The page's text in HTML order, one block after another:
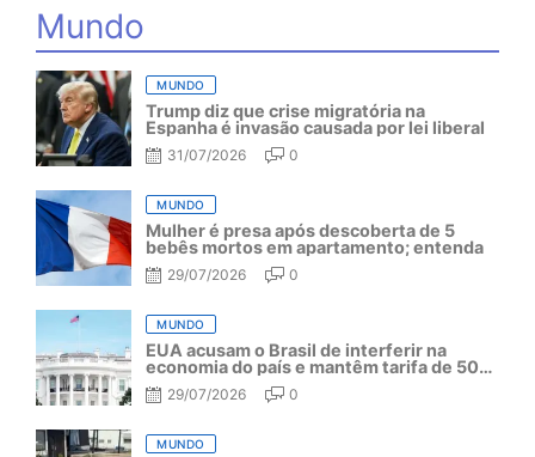
Mundo
MUNDO
Trump diz que crise migratória na
Espanha é invasão causada por lei liberal
31/07/2026 0
MUNDO
Mulher é presa após descoberta de 5
bebês mortos em apartamento; entenda
29/07/2026 0
MUNDO
EUA acusam o Brasil de interferir na
economia do país e mantêm tarifa de 50%
por mais um ano
29/07/2026 0
MUNDO